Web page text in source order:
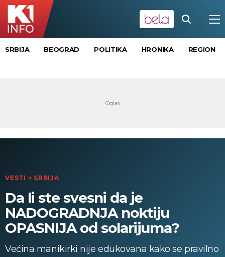
SRBIJA BEOGRAD POLITIKA HRONIKA REGION
VESTI > SRBIJA
Da li ste svesni da je
NADOGRADNJA noktiju
OPASNIJA od solarijuma?
Većina manikirki nije edukovana kako se pravilno